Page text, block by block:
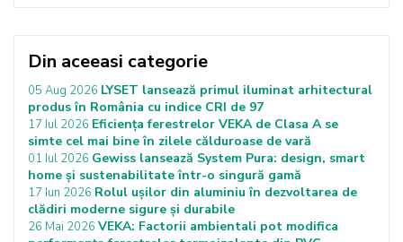
Din aceeasi categorie
05 Aug 2026 LYSET lansează primul iluminat arhitectural
produs în România cu indice CRI de 97
17 Iul 2026 Eficiența ferestrelor VEKA de Clasa A se
simte cel mai bine în zilele călduroase de vară
01 Iul 2026 Gewiss lansează System Pura: design, smart
home și sustenabilitate într-o singură gamă
17 Iun 2026 Rolul ușilor din aluminiu în dezvoltarea de
clădiri moderne sigure și durabile
26 Mai 2026 VEKA: Factorii ambientali pot modifica